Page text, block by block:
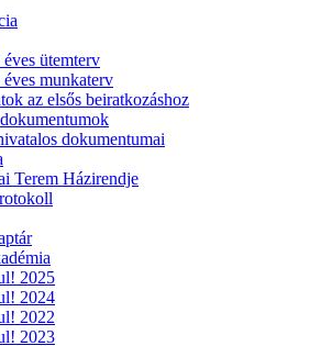
ütemterv
munkaterv
az elsős beiratkozáshoz
dokumentumai
Terem Házirendje
2025
2024
2022
2023